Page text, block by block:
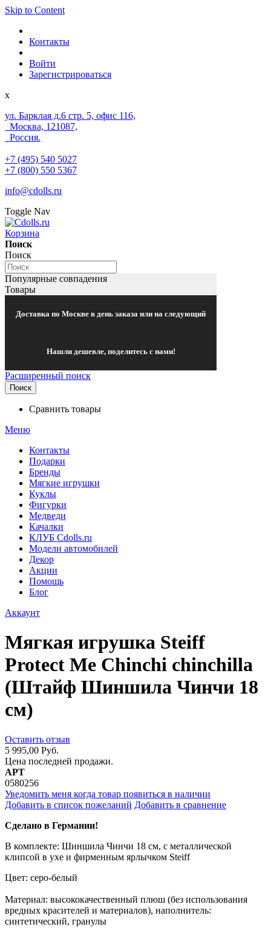
Skip to Content
Контакты
Войти
Зарегистрироваться
x
ул. Барклая д.6 стр. 5, офис 116,
Москва, 121087,
Россия.
+7 (495) 540 5027
+7 (800) 550 5367
info@cdolls.ru
Toggle Nav
Корзина
Поиск
Поиск
Популярные совпадения
Товары
Доставка по Москве в день заказа или на следующий
Нашли дешевле, поделитесь с нами!
Расширенный поиск
Поиск
Сравнить товары
Меню
Контакты
Подарки
Бренды
Мягкие игрушки
Куклы
Фигурки
Медведи
Качалки
КЛУБ Cdolls.ru
Модели автомобилей
Декор
Акции
Помощь
Блог
Аккаунт
Мягкая игрушка Steiff
Protect Me Chinchi chinchilla
(Штайф Шиншила Чинчи 18
см)
Оставить отзыв
5 995,00 Руб.
Цена последней продажи.
АРТ
0580256
Уведомить меня когда товар появиться в наличии
Добавить в список пожеланий Добавить в сравнение
Сделано в Германии!
В комплекте: Шиншила Чинчи 18 см, с металлической
клипсой в ухе и фирменным ярлычком Steiff
Цвет: серо-белый
Материал: высококачественный плюш (без использования
вредных красителей и материалов), наполнитель:
синтетический, гранулы